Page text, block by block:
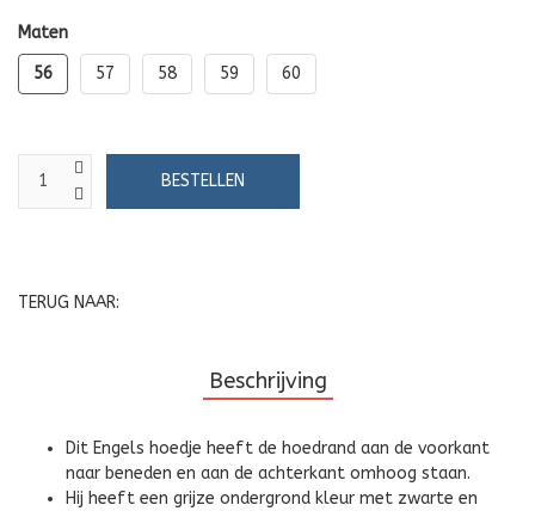
Maten
56
57 58 59 60
TERUG NAAR:
Beschrijving
Dit Engels hoedje heeft de hoedrand aan de voorkant
naar beneden en aan de achterkant omhoog staan.
Hij heeft een grijze ondergrond kleur met zwarte en